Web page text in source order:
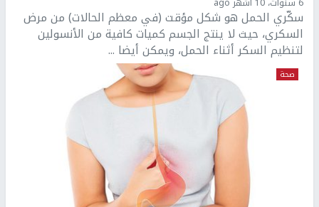
سكّري الحمل هو شكل مؤقت (في معظم الحالات) من مرض
السكري، حيث لا ينتج الجسم كميات كافية من الأنسولين
لتنظيم السكر أثناء الحمل، ويمكن أيضا ...
صحة